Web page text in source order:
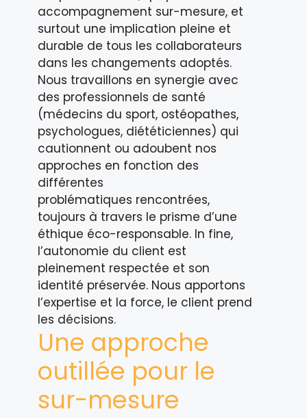
accompagnement sur-mesure, et
surtout une implication pleine et
durable de tous les collaborateurs
dans les changements adoptés.
Nous travaillons en synergie avec
des professionnels de santé
(médecins du sport, ostéopathes,
psychologues, diététiciennes) qui
cautionnent ou adoubent nos
approches en fonction des
différentes
problématiques rencontrées,
toujours à travers le prisme d’une
éthique éco-responsable. In fine,
l’autonomie du client est
pleinement respectée et son
identité préservée. Nous apportons
l’expertise et la force, le client prend
les décisions.
Une approche
outillée pour le
sur-mesure